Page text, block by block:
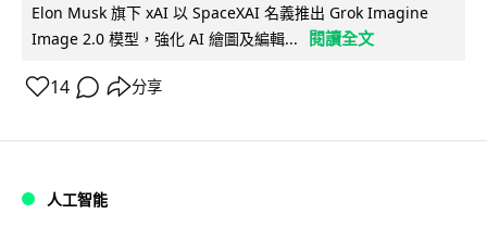
Elon Musk 旗下 xAI 以 SpaceXAI 名義推出 Grok Imagine
Image 2.0 模型，強化 AI 繪圖及編輯...
閱讀全文
14 分享
人工智能